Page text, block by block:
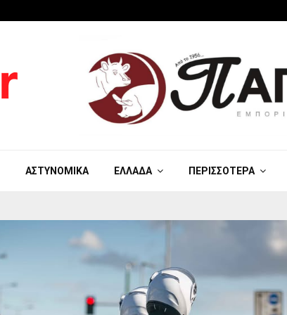
ΑΣΤΥΝΟΜΙΚΆ ΕΛΛΆΔΑ ΠΕΡΙΣΣΌΤΕΡΑ